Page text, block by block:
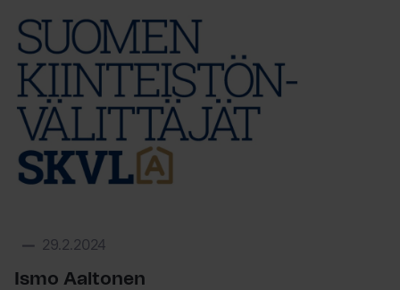
29.2.2024
Ismo Aaltonen